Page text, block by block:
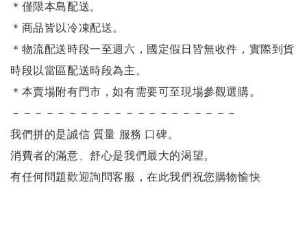
＊僅限本島配送。
＊商品皆以冷凍配送。
＊物流配送時段一至週六，國定假日皆無收件，實際到貨
時段以當區配送時段為主。
＊本賣場附有門市，如有需要可至現場參觀選購。
－－－－－－－－－－－－－－－－－－－－
我們拼的是誠信 質量 服務 口碑。
消費者的滿意、舒心是我們最大的渴望。
有任何問題歡迎詢問客服，在此我們祝您購物愉快